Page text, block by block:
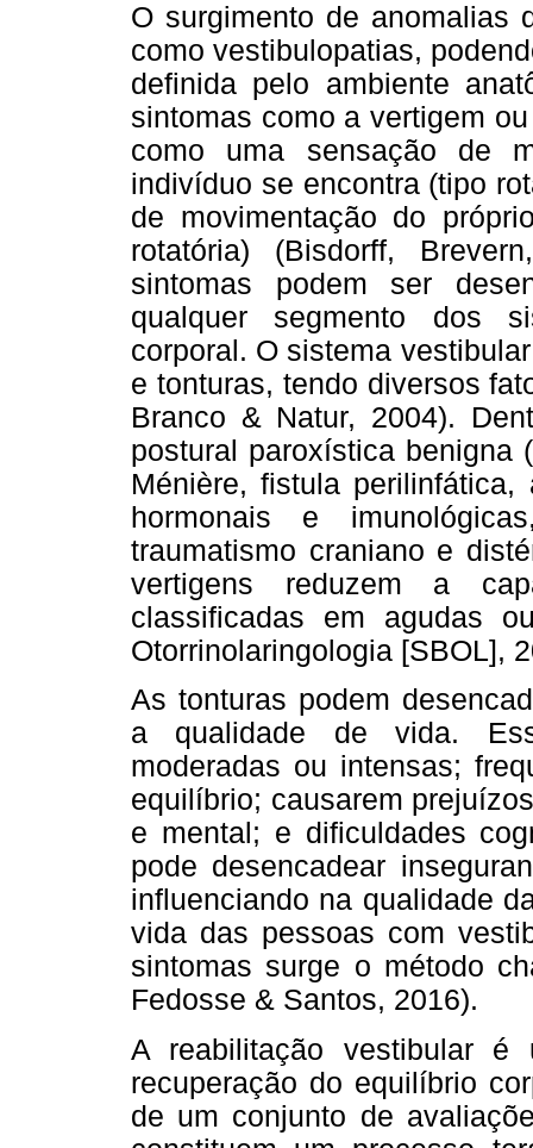
O surgimento de anomalias
como vestibulopatias,
definida pelo ambiente
sintomas como a vertigem
como uma sensação de
indivíduo se encontra (tipo
de movimentação do
rotatória) (Bisdorff,
sintomas podem ser
qualquer segmento dos
corporal. O sistema
e tonturas, tendo diversos
Branco & Natur, 2004).
postural paroxística benigna
Ménière, fistula perilinfática,
hormonais e
traumatismo craniano e
vertigens reduzem a
classificadas em agudas
Otorrinolaringologia [SBOL],
As tonturas podem
a qualidade de vida.
moderadas ou intensas;
equilíbrio; causarem
e mental; e dificuldades
pode desencadear
influenciando na qualidade
vida das pessoas com
sintomas surge o método
Fedosse & Santos, 2016).
A reabilitação vestibular
recuperação do equilíbrio
de um conjunto de